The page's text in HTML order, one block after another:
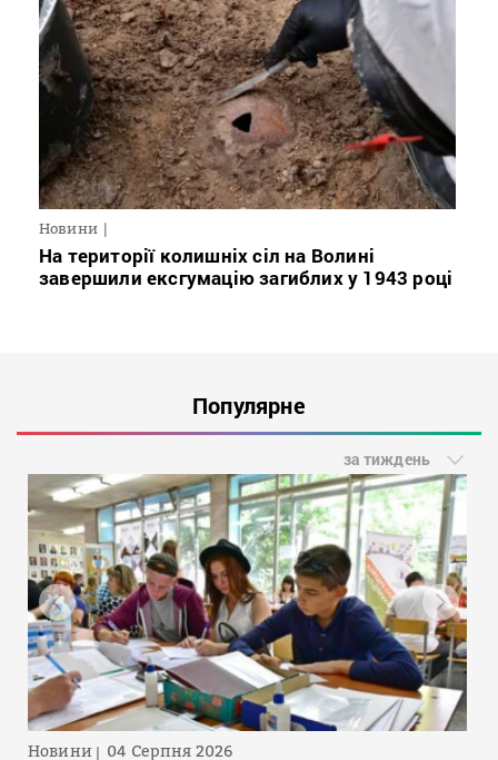
Новини
На території колишніх сіл на Волині
завершили ексгумацію загиблих у 1943 році
Популярне
за тиждень
Новини 04 Серпня 2026